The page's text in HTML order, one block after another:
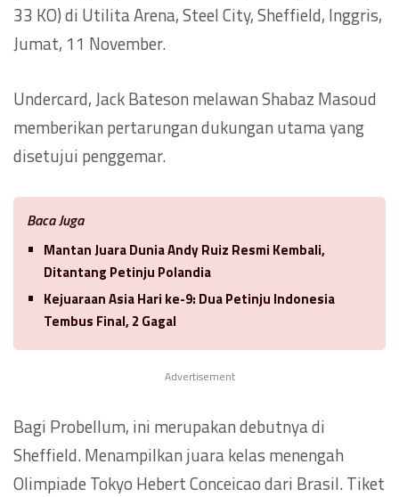
33 KO) di Utilita Arena, Steel City, Sheffield, Inggris,
Jumat, 11 November.
Undercard, Jack Bateson melawan Shabaz Masoud
memberikan pertarungan dukungan utama yang
disetujui penggemar.
Baca Juga
Mantan Juara Dunia Andy Ruiz Resmi Kembali,
Ditantang Petinju Polandia
Kejuaraan Asia Hari ke-9: Dua Petinju Indonesia
Tembus Final, 2 Gagal
Advertisement
Bagi Probellum, ini merupakan debutnya di
Sheffield. Menampilkan juara kelas menengah
Olimpiade Tokyo Hebert Conceicao dari Brasil. Tiket